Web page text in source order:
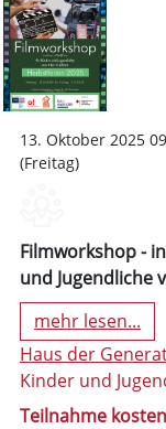
13. Oktober 2025
(Freitag)
Filmworkshop -
und Jugendliche
mehr lesen...
Haus der
Kinder und
Teilnahme